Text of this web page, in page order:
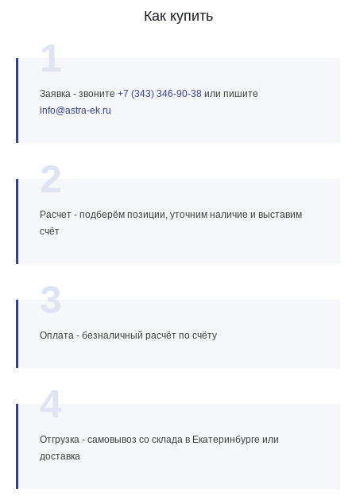
Как купить
1
Заявка - звоните +7 (343) 346‑90‑38 или пишите
info@astra‑ek.ru
2
Расчет - подберём позиции, уточним наличие и выставим
счёт
3
Оплата - безналичный расчёт по счёту
4
Отгрузка - самовывоз со склада в Екатеринбурге или
доставка